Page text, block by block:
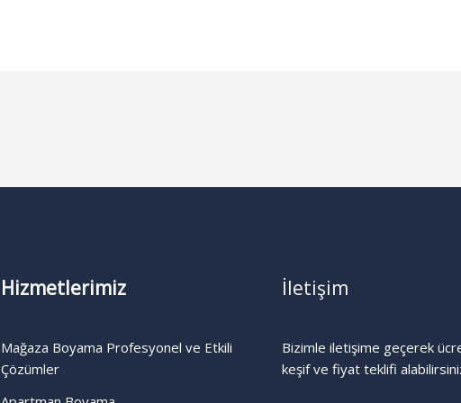
Hizmetlerimiz
Mağaza Boyama Profesyonel ve Etkili
Çözümler
İletişim
Bizimle iletişime geçerek
keşif ve fiyat teklifi